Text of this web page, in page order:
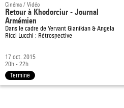
Cinéma / Vidéo
Retour à Khodorciur - Journal
Armémien
Dans le cadre deYervant Gianikian & Angela
Ricci Lucchi : Rétrospective
17 oct. 2015
20h - 22h
Terminé